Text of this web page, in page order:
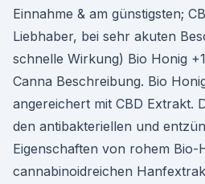
Einnahme & am günstigsten;
Liebhaber, bei sehr akuten
schnelle Wirkung) Bio Honig
Canna Beschreibung. Bio
angereichert mit CBD Extrakt.
den antibakteriellen und
Eigenschaften von rohem Bio-
cannabinoidreichen